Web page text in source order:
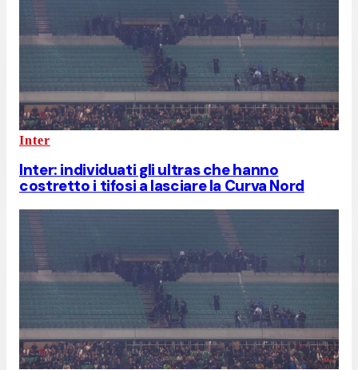
Inter
Inter: individuati gli ultras che hanno
costretto i tifosi a lasciare la Curva Nord